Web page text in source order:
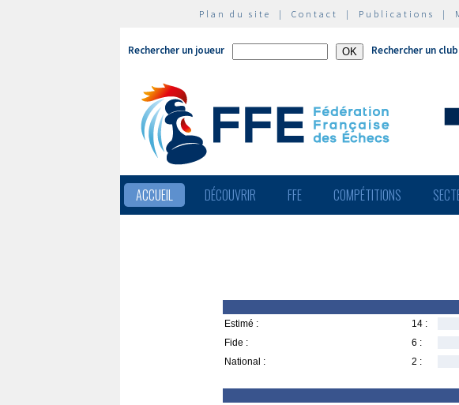
Plan du site | Contact | Publications |
Rechercher un joueur Rechercher un club
ACCUEIL DÉCOUVRIR FFE COMPÉTITIONS
Estimé :
14 :
Fide :
6 :
National :
2 :